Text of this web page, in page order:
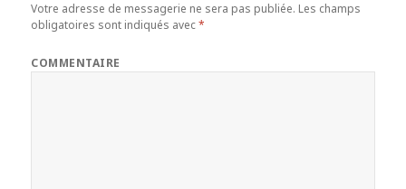
Votre adresse de messagerie ne sera pas publiée. Les champs
obligatoires sont indiqués avec*
COMMENTAIRE